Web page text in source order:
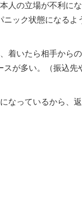
人の立場が不利に
ニック状態になるよ
着いたら相手から
スが多い。（振込先
なっているから、